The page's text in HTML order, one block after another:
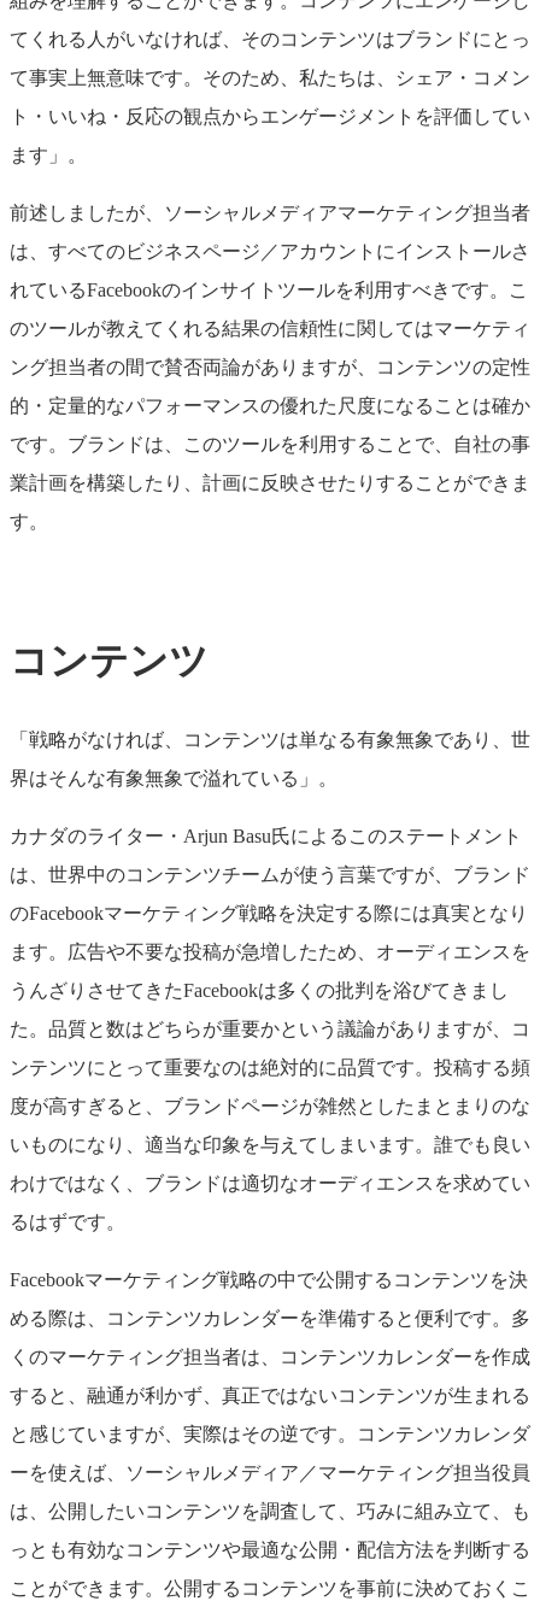
てくれる人がいなければ、そのコンテンツはブランドにとっ
て事実上無意味です。そのため、私たちは、シェア・コメン
ト・いいね・反応の観点からエンゲージメントを評価してい
ます」。
前述しましたが、ソーシャルメディアマーケティング担当者
は、すべてのビジネスページ／アカウントにインストールさ
れているFacebookのインサイトツールを利用すべきです。こ
のツールが教えてくれる結果の信頼性に関してはマーケティ
ング担当者の間で賛否両論がありますが、コンテンツの定性
的・定量的なパフォーマンスの優れた尺度になることは確か
です。ブランドは、このツールを利用することで、自社の事
業計画を構築したり、計画に反映させたりすることができま
す。
コンテンツ
「戦略がなければ、コンテンツは単なる有象無象であり、世
界はそんな有象無象で溢れている」。
カナダのライター・Arjun Basu氏によるこのステートメント
は、世界中のコンテンツチームが使う言葉ですが、ブランド
のFacebookマーケティング戦略を決定する際には真実となり
ます。広告や不要な投稿が急増したため、オーディエンスを
うんざりさせてきたFacebookは多くの批判を浴びてきまし
た。品質と数はどちらが重要かという議論がありますが、コ
ンテンツにとって重要なのは絶対的に品質です。投稿する頻
度が高すぎると、ブランドページが雑然としたまとまりのな
いものになり、適当な印象を与えてしまいます。誰でも良い
わけではなく、ブランドは適切なオーディエンスを求めてい
るはずです。
Facebookマーケティング戦略の中で公開するコンテンツを決
める際は、コンテンツカレンダーを準備すると便利です。多
くのマーケティング担当者は、コンテンツカレンダーを作成
すると、融通が利かず、真正ではないコンテンツが生まれる
と感じていますが、実際はその逆です。コンテンツカレンダ
ーを使えば、ソーシャルメディア／マーケティング担当役員
は、公開したいコンテンツを調査して、巧みに組み立て、も
っとも有効なコンテンツや最適な公開・配信方法を判断する
ことができます。公開するコンテンツを事前に決めておくこ